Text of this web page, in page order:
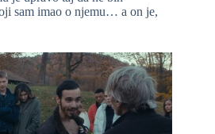
sam imao o njemu… a on je,